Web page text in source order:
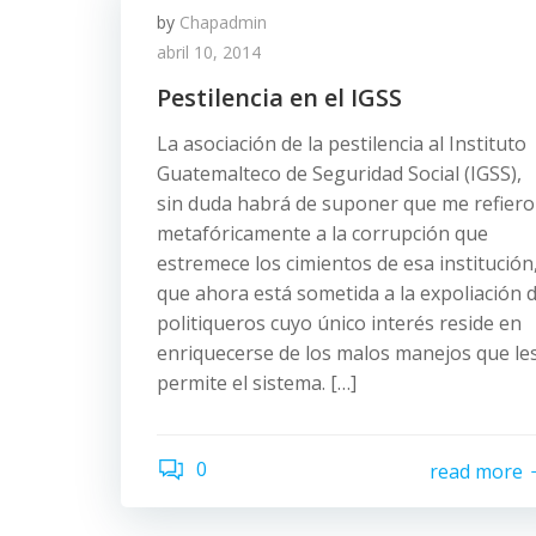
by Chapadmin
abril 10, 2014
Pestilencia en el IGSS
La asociación de la pestilencia al Instituto
Guatemalteco de Seguridad Social (IGSS),
sin duda habrá de suponer que me refiero
metafóricamente a la corrupción que
estremece los cimientos de esa institución,
que ahora está sometida a la expoliación
politiqueros cuyo único interés reside en
enriquecerse de los malos manejos que
permite el sistema. […]
0 read more